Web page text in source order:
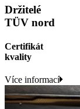
Držitelé
TÜV nord
Certifikát
kvality
Více informací